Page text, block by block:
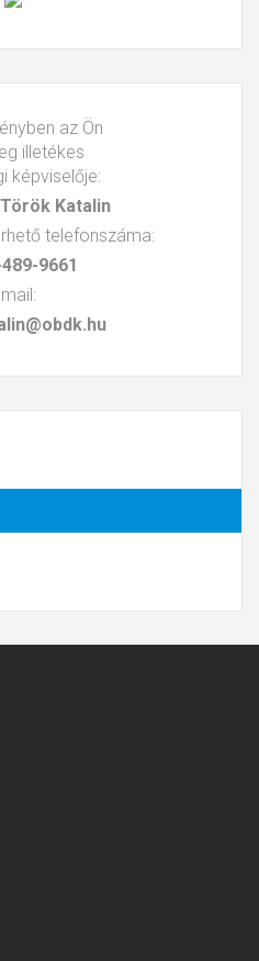
az Ön
illetékes
képviselője:
Katalin
telefonszáma:
9661